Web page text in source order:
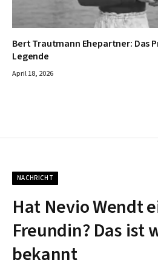
Bert Trautmann Ehepartner: Das
Legende
April 18, 2026
NACHRICHT
Hat Nevio Wendt
Freundin? Das ist
bekannt